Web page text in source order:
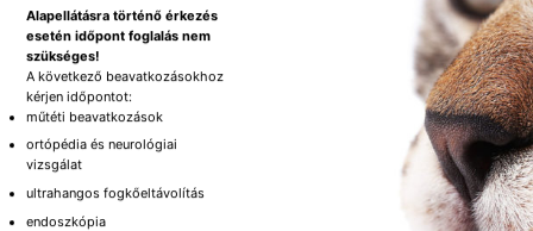
Alapellátásra történő érkezés
esetén időpont foglalás nem
szükséges!
A következő beavatkozásokhoz
kérjen időpontot:
műtéti beavatkozások
ortópédia és neurológiai
vizsgálat
ultrahangos fogkőeltávolítás
endoszkópia